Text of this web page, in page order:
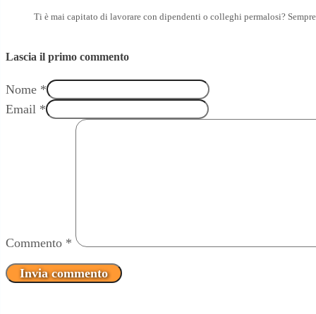
Ti è mai capitato di lavorare con dipendenti o colleghi permalosi?
Lascia il primo commento
Nome *
Email *
Commento *